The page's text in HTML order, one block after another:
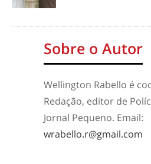
Sobre o Autor
Wellington Rabello é
Redação, editor de
Jornal Pequeno. Email:
wrabello.r@gmail.com